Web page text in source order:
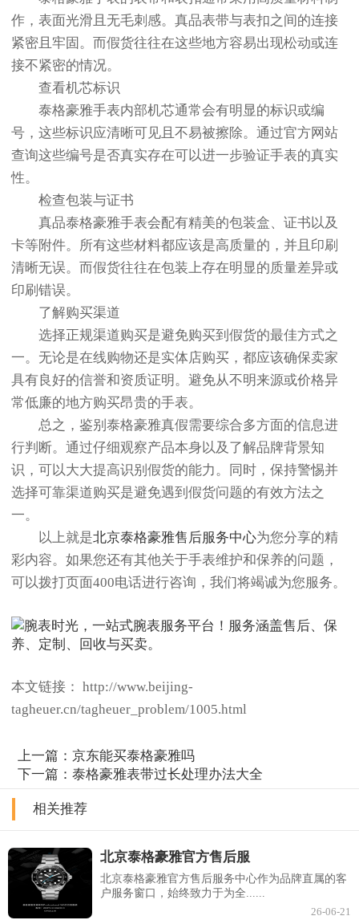
作，表面光滑且无毛刺感。真品表带与表扣之间的连接
紧密且牢固。而假货往往在这些地方容易出现松动或连
接不紧密的情况。
查看机芯标识
泰格豪雅手表内部机芯通常会有明显的标识或编
号，这些标识应清晰可见且不易被擦除。通过官方网站
查询这些编号是否真实存在可以进一步验证手表的真实
性。
检查包装与证书
真品泰格豪雅手表会配有精美的包装盒、证书以及
卡等附件。所有这些材料都应该是高质量的，并且印刷
清晰无误。而假货往往在包装上存在明显的质量差异或
印刷错误。
了解购买渠道
选择正规渠道购买是避免购买到假货的最佳方式之
一。无论是在线购物还是实体店购买，都应该确保卖家
具有良好的信誉和资质证明。避免从不明来源或价格异
常低廉的地方购买昂贵的手表。
总之，鉴别泰格豪雅真假需要综合多方面的信息进
行判断。通过仔细观察产品本身以及了解品牌背景知
识，可以大大提高识别假货的能力。同时，保持警惕并
选择可靠渠道购买是避免遇到假货问题的有效方法之
一。
以上就是北京泰格豪雅售后服务中心为您分享的精
彩内容。如果您还有其他关于手表维护和保养的问题，
可以拨打页面400电话进行咨询，我们将竭诚为您服务。
本文链接： http://www.beijing-
tagheuer.cn/tagheuer_problem/1005.html
上一篇：京东能买泰格豪雅吗
下一篇：泰格豪雅表带过长处理办法大全
相关推荐
北京泰格豪雅官方售后服
北京泰格豪雅官方售后服务中心作为品牌直属的客
户服务窗口，始终致力于为全......
26-06-21